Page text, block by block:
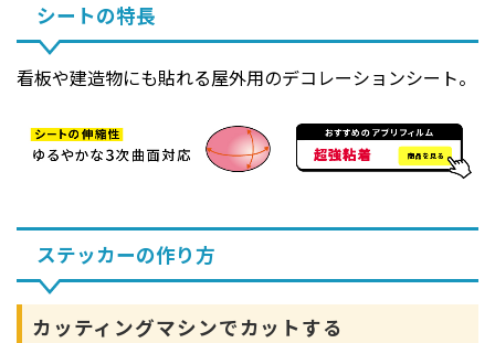
シートの特長
看板や建造物にも貼れる屋外用のデコレーションシート。
ステッカーの作り方
カッティングマシンでカットする